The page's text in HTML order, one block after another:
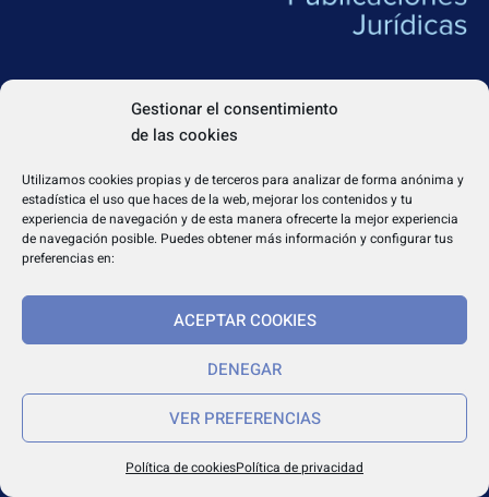
Gestionar el consentimiento
de las cookies
Utilizamos cookies propias y de terceros para analizar de forma anónima y
estadística el uso que haces de la web, mejorar los contenidos y tu
experiencia de navegación y de esta manera ofrecerte la mejor experiencia
de navegación posible. Puedes obtener más información y configurar tus
preferencias en:
ACEPTAR COOKIES
DENEGAR
VER PREFERENCIAS
Política de cookiesPolítica de privacidad
CONTACTO
Apdo. Correos 4004 del CP 31080